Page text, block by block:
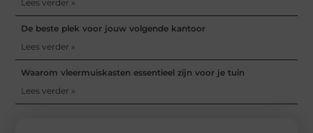
Lees verder »
De beste plek voor jouw volgende kantoor
Lees verder »
Waarom vleermuiskasten essentieel zijn voor je tuin
Lees verder »